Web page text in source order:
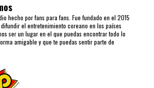
hecho por fans para fans. Fue fundado en el 2015
el entretenimiento coreano en los países
ser un lugar en el que puedas encontrar todo lo
amigable y que te puedas sentir parte de